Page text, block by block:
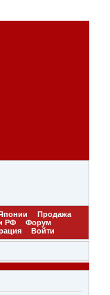
Продажа
РФ
Форум
Войти